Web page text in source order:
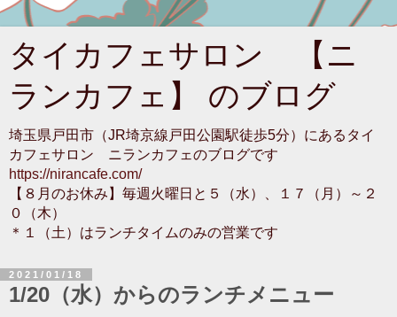
タイカフェサロン 【ニ
ランカフェ】 のブログ
埼玉県戸田市（JR埼京線戸田公園駅徒歩5分）にあるタイ
カフェサロン ニランカフェのブログです
https://nirancafe.com/
【８月のお休み】毎週火曜日と５（水）、１７（月）～２
０（木）
＊１（土）はランチタイムのみの営業です
2021/01/18
1/20（水）からのランチメニュー